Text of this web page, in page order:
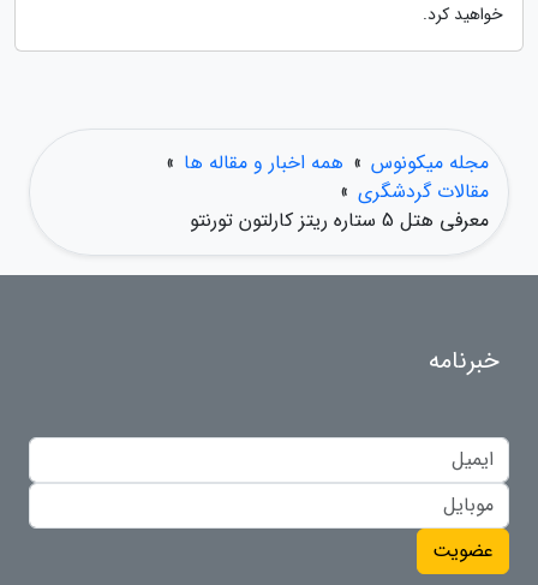
خواهید کرد.
مجله میکونوس » همه اخبار و مقاله ها »
مقالات گردشگری »
معرفی هتل 5 ستاره ریتز کارلتون تورنتو
خبرنامه
عضویت